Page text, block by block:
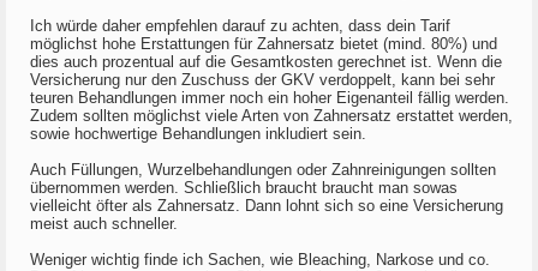
Ich würde daher empfehlen darauf zu achten, dass dein Tarif
möglichst hohe Erstattungen für Zahnersatz bietet (mind. 80%) und
dies auch prozentual auf die Gesamtkosten gerechnet ist. Wenn die
Versicherung nur den Zuschuss der GKV verdoppelt, kann bei sehr
teuren Behandlungen immer noch ein hoher Eigenanteil fällig werden.
Zudem sollten möglichst viele Arten von Zahnersatz erstattet werden,
sowie hochwertige Behandlungen inkludiert sein.
Auch Füllungen, Wurzelbehandlungen oder Zahnreinigungen sollten
übernommen werden. Schließlich braucht braucht man sowas
vielleicht öfter als Zahnersatz. Dann lohnt sich so eine Versicherung
meist auch schneller.
Weniger wichtig finde ich Sachen, wie Bleaching, Narkose und co.